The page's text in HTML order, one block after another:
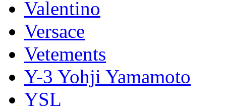
Valentino
Versace
Vetements
Y-3 Yohji Yamamoto
YSL